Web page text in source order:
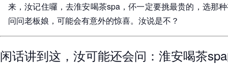
来，汝记住囉，去淮安喝茶spa，伓一定要挑最贵的，选那
问问老板娘，可能会有意外的惊喜。汝说是不？
闲话讲到这，汝可能还会问：淮安喝茶